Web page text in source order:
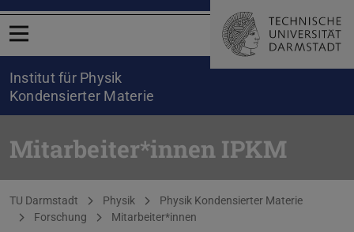
Menü öffnen
Institut für Physik
Kondensierter Materie
Mitarbeiter*innen IPKM
Sie befinden sich hier:
TU Darmstadt Physik
Physik Kondensierter Materie
Forschung
Mitarbeiter*innen